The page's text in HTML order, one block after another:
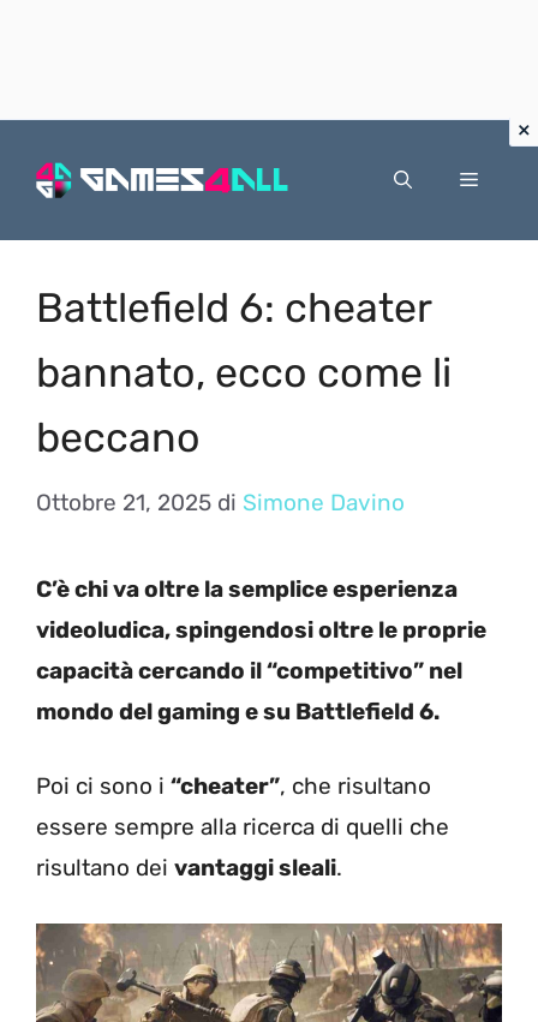
Menu
Battlefield 6: cheater
bannato, ecco come li
beccano
Ottobre 21, 2025 di Simone Davino
C’è chi va oltre la semplice esperienza
videoludica, spingendosi oltre le proprie
capacità cercando il “competitivo” nel
mondo del gaming e su Battlefield 6.
Poi ci sono i “cheater”, che risultano
essere sempre alla ricerca di quelli che
risultano dei vantaggi sleali.